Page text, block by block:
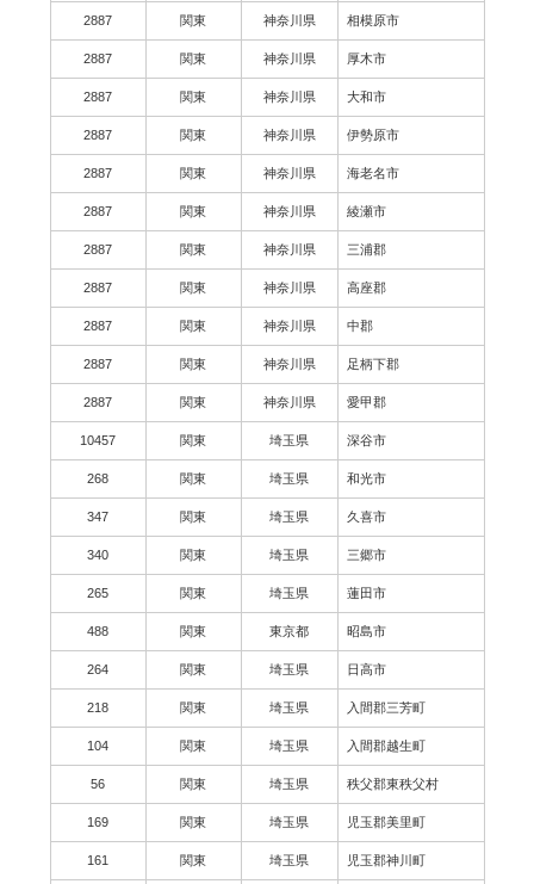
2887 関東 神奈川県 相模原市
2887 関東 神奈川県 厚木市
2887 関東 神奈川県 大和市
2887 関東 神奈川県 伊勢原市
2887 関東 神奈川県 海老名市
2887 関東 神奈川県 綾瀬市
2887 関東 神奈川県 三浦郡
2887 関東 神奈川県 高座郡
2887 関東 神奈川県 中郡
2887 関東 神奈川県 足柄下郡
2887 関東 神奈川県 愛甲郡
10457 関東 埼玉県 深谷市
268 関東 埼玉県 和光市
347 関東 埼玉県 久喜市
340 関東 埼玉県 三郷市
265 関東 埼玉県 蓮田市
488 関東 東京都 昭島市
264 関東 埼玉県 日高市
218 関東 埼玉県 入間郡三芳町
104 関東 埼玉県 入間郡越生町
56 関東 埼玉県 秩父郡東秩父村
169 関東 埼玉県 児玉郡美里町
161 関東 埼玉県 児玉郡神川町